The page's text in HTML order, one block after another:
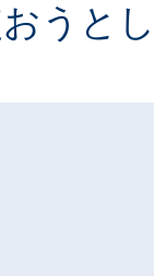
うと